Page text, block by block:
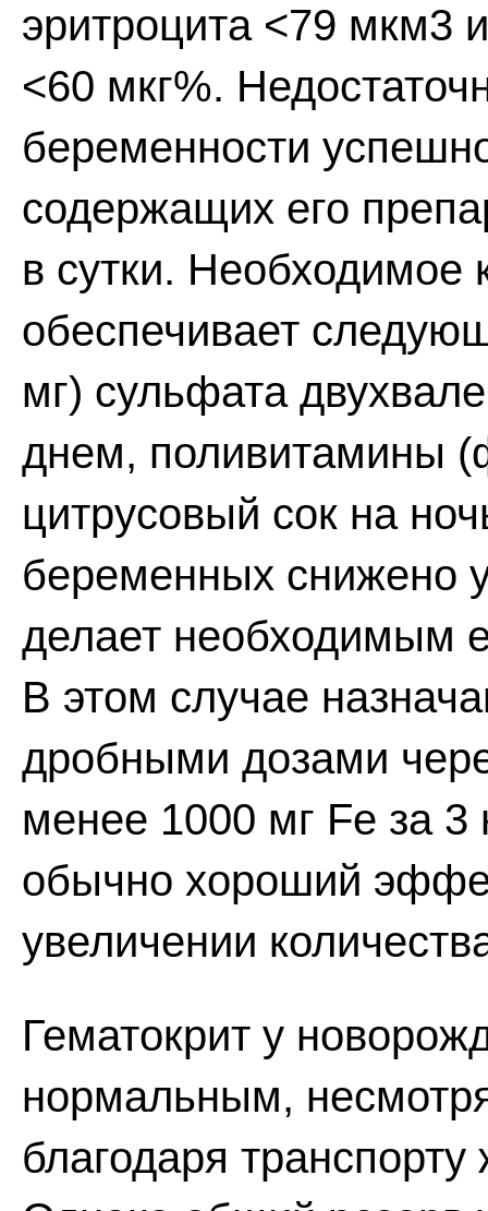
эритроцита <79 мкм3
<60 мкг%.
беременности
содержащих его
в сутки. Необходимое
обеспечивает
мг) сульфата
днем, поливитамины
цитрусовый сок на
беременных снижено
делает необходимым
В этом случае
дробными дозами
менее 1000 мг Fe за 3
обычно хороший
увеличении
Гематокрит у
нормальным,
благодаря